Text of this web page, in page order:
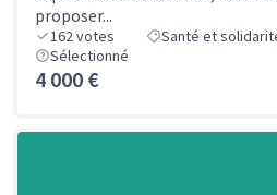
proposer...
162votes Santé et
Sélectionné
4 000 €